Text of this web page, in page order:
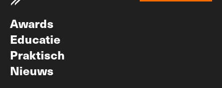
Awards
Educatie
Praktisch
Nieuws